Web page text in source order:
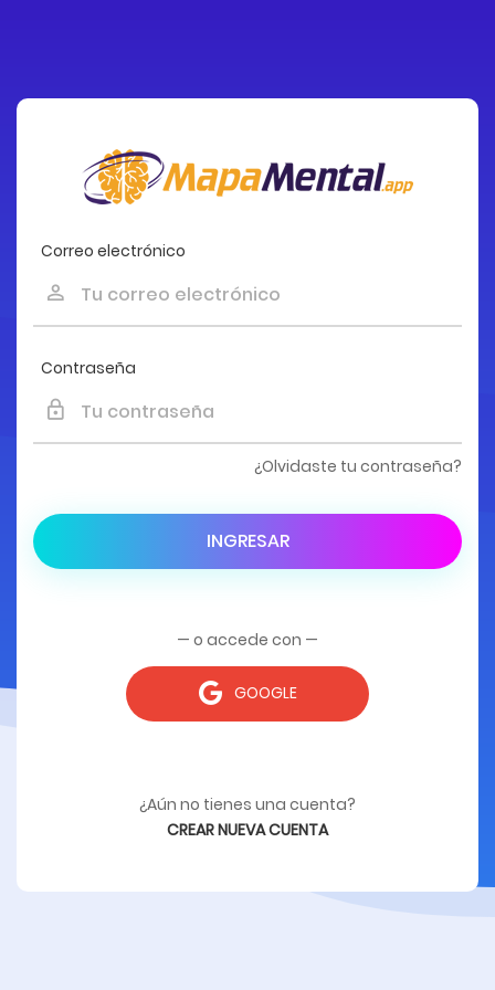
Correo electrónico
Contraseña
¿Olvidaste tu contraseña?
INGRESAR
— o accede con —
GOOGLE
¿Aún no tienes una cuenta?
CREAR NUEVA CUENTA